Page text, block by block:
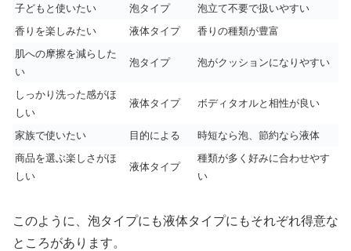
子どもと使いたい
泡タイプ
泡立て不要で扱いやすい
香りを楽しみたい
液体タイプ
香りの種類が豊富
肌への摩擦を減らした
い
泡タイプ 泡がクッションになりやすい
しっかり洗った感がほ
しい
液体タイプ ボディタオルと相性が良い
家族で使いたい 目的による
時短なら泡、節約なら液体
商品を選ぶ楽しさがほ
しい
液体タイプ
種類が多く好みに合わせやす
い
このように、泡タイプにも液体タイプにもそれぞれ得意な
ところがあります。